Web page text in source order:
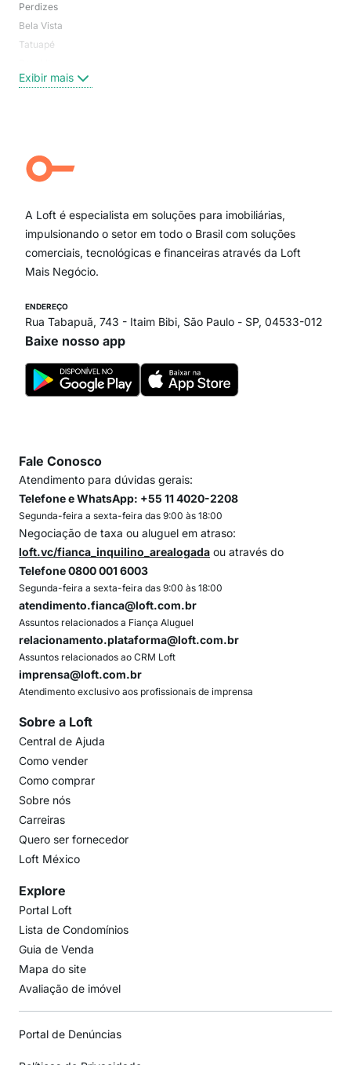
Perdizes
Bela Vista
Tatuapé
Centro
Campo Belo
Ipiranga
Paraíso
Itaim Bibi
Exibir mais
A Loft é especialista em soluções para imobiliárias,
impulsionando o setor em todo o Brasil com soluções
comerciais, tecnológicas e financeiras através da Loft
Mais Negócio.
ENDEREÇO
Rua Tabapuã, 743 - Itaim Bibi, São Paulo - SP, 04533-012
Baixe nosso app
Fale Conosco
Atendimento para dúvidas gerais:
Telefone e WhatsApp: +55 11 4020-2208
Segunda-feira a sexta-feira das 9:00 às 18:00
Negociação de taxa ou aluguel em atraso:
loft.vc/fianca_inquilino_arealogada ou através do
Telefone 0800 001 6003
Segunda-feira a sexta-feira das 9:00 às 18:00
atendimento.fianca@loft.com.br
Assuntos relacionados a Fiança Aluguel
relacionamento.plataforma@loft.com.br
Assuntos relacionados ao CRM Loft
imprensa@loft.com.br
Atendimento exclusivo aos profissionais de imprensa
Sobre a Loft
Central de Ajuda
Como vender
Como comprar
Sobre nós
Carreiras
Quero ser fornecedor
Loft México
Explore
Portal Loft
Lista de Condomínios
Guia de Venda
Mapa do site
Avaliação de imóvel
Portal de Denúncias